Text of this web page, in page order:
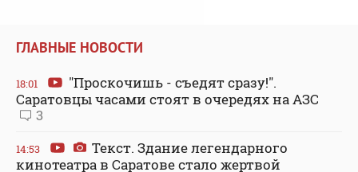
ГЛАВНЫЕ НОВОСТИ
18:01
"Проскочишь - съедят сразу!".
Саратовцы часами стоят в очередях на АЗС
3
14:53
Текст. Здание легендарного
кинотеатра в Саратове стало жертвой